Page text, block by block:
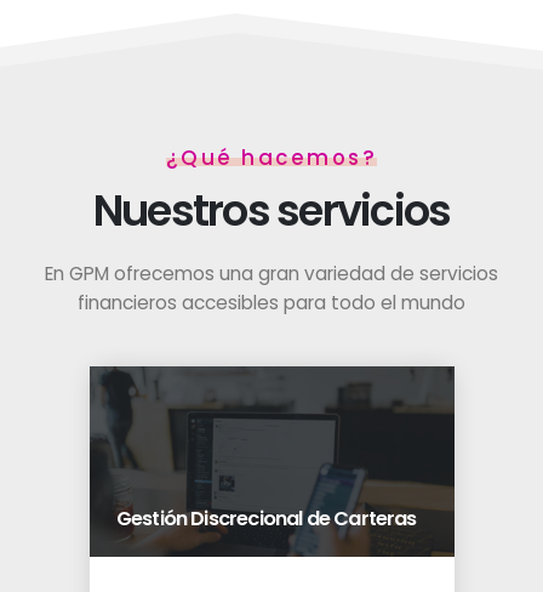
¿Qué hacemos?
Nuestros servicios
En GPM ofrecemos una gran variedad de servicios
financieros accesibles para todo el mundo
Gestión Discrecional de Carteras